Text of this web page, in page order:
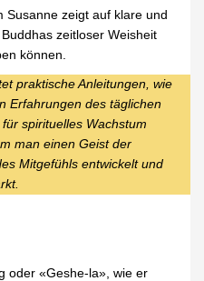
Susanne zeigt auf klare und
zeitloser Weisheit
können.
praktische Anleitungen, wie
Erfahrungen des täglichen
spirituelles Wachstum
man einen Geist der
Mitgefühls entwickelt und
oder «Geshe-la», wie er